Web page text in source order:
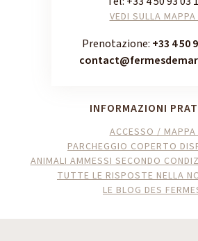
VEDI SULLA MAPPA
Prenotazione: +33 4 50
INFORMAZIONI
ACCESSO / MAPPA
PARCHEGGIO COPERTO
ANIMALI AMMESSI SECONDO
TUTTE LE RISPOSTE NELLA
LE BLOG DES